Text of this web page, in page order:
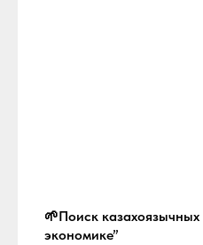
🌱Поиск
экономике”